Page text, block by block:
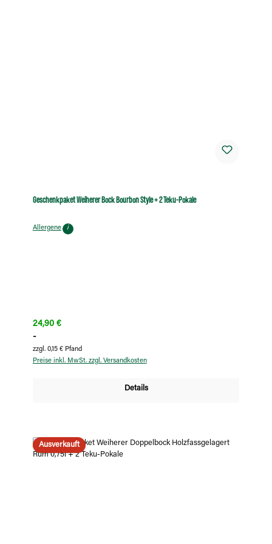
Geschenkpaket Weiherer Bock Bourbon Style + 2 Teku-Pokale
Allergene i
Regulärer Preis:
24,90 €
-
zzgl. 0,15 € Pfand
Preise inkl. MwSt. zzgl. Versandkosten
Details
Ausverkauft